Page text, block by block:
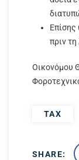
Επίσης
πριν
Οικονόμου
TAX
SHARE: